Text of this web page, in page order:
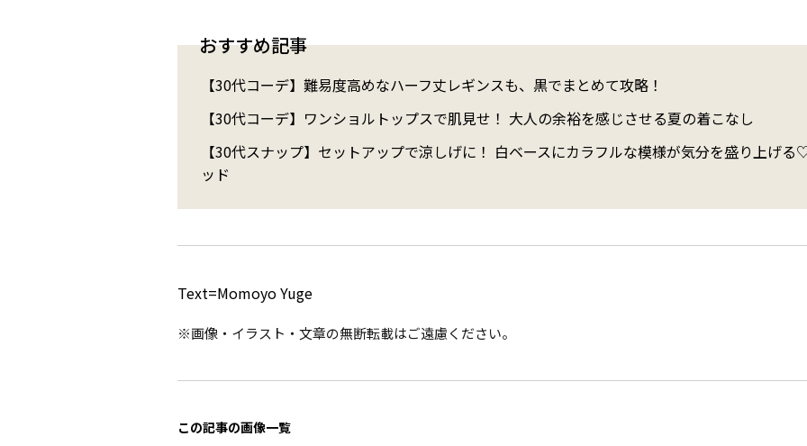
おすすめ記事
【30代コーデ】難易度高めなハーフ丈レギンスも、黒でまとめて攻略！
【30代コーデ】ワンショルトップスで肌見せ！ 大人の余裕を感じさせる夏の着こなし
【30代スナップ】セットアップで涼しげに！ 白ベースにカラフルな模様が気分を盛り上げ
ッド
Text=Momoyo Yuge
※画像・イラスト・文章の無断転載はご遠慮ください。
この記事の画像一覧